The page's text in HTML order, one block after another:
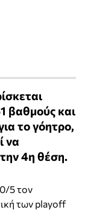
βαθμούς και
το γόητρο,
να
4η θέση.
5 τον
των playoff